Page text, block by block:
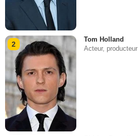
2
Tom Holland
Acteur, producteur